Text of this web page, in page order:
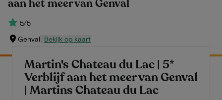
aan het meer van Genval
5/5
Genval Bekijk op kaart
Martin's Chateau du Lac | 5*
Verblijf aan het meer van Genval
| Martins Chateau du Lac